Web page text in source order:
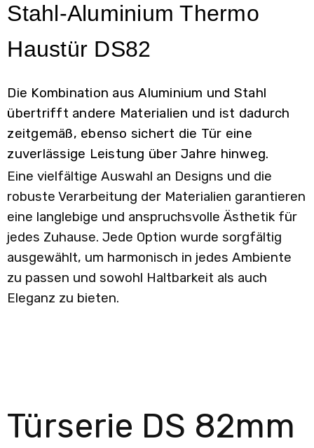
Stahl-Aluminium Thermo
Haustür DS82
Die Kombination aus Aluminium und Stahl
übertrifft andere Materialien und ist dadurch
zeitgemäß, ebenso sichert die Tür eine
zuverlässige Leistung über Jahre hinweg.
Eine vielfältige Auswahl an Designs und die
robuste Verarbeitung der Materialien garantieren
eine langlebige und anspruchsvolle Ästhetik für
jedes Zuhause. Jede Option wurde sorgfältig
ausgewählt, um harmonisch in jedes Ambiente
zu passen und sowohl Haltbarkeit als auch
Eleganz zu bieten.
Türserie DS 82mm